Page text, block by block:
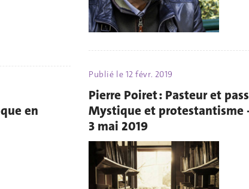
Publié le 12 févr. 2019
Pierre Poiret : Pasteur et
Mystique et protestantisme
3 mai 2019
en